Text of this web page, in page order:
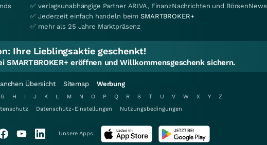
✅ verlagsunabhängige Partner ARIVA, FinanzNachrichten und BörsenNews
✅ Jederzeit einfach handeln beimSMARTBROKER+
✅ mehr als 25 Jahre Marktpräsenz
Ihre Lieblingsaktie geschenkt!
SMARTBROKER+ eröffnen und Willkommensgeschenk sichern.
Übersicht Sitemap Werbung
G H I J K L M N O P Q R S T U V W X Y
Z
Datenschutz-Einstellungen Nutzungsbedingungen
Unsere Apps: